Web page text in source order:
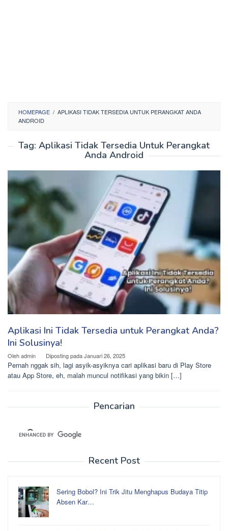
HOMEPAGE / APLIKASI TIDAK TERSEDIA UNTUK PERANGKAT ANDA
ANDROID
Tag: Aplikasi Tidak Tersedia Untuk Perangkat
Anda Android
Aplikasi Ini Tidak Tersedia untuk Perangkat Anda?
Ini Solusinya!
Olehadmin Diposting padaJanuari 26, 2025
Pernah nggak sih, lagi asyik-asyiknya cari aplikasi baru di Play Store
atau App Store, eh, malah muncul notifikasi yang bikin […]
Pencarian
Recent Post
Sering Bobol? Ini Trik Jitu Menghapus Budaya Titip
Absen Kar…